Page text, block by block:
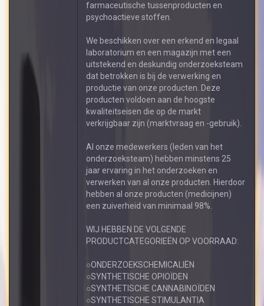
farmaceutische tussenproducten en
psychoactieve stoffen.
We beschikken over een erkend en legaal
laboratorium en een magazijn met een
uitstekend en deskundig onderzoeksteam
dat betrokken is bij de verwerking en
productie van onze producten. Deze
producten voldoen aan de hoogste
kwaliteitseisen die op de markt
verkrijgbaar zijn (marktvraag en -gebruik).
Al onze medewerkers (leden van het
onderzoeksteam) hebben minstens 25
jaar ervaring in het onderzoeken en
verwerken van al onze producten. Hierdoor
hebben al onze producten (medicijnen)
een zuiverheid van minimaal 98%.
WIJ HEBBEN DE VOLGENDE
PRODUCTCATEGORIEËN OP VOORRAAD:
○ONDERZOEKSCHEMICALIËN
○SYNTHETISCHE OPIOÏDEN
○SYNTHETISCHE CANNABINOÏDEN
○SYNTHETISCHE STIMULANTIA